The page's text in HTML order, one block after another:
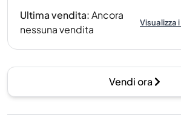
Ultima vendita:Ancora
nessuna vendita
Visualizza
Vendi ora